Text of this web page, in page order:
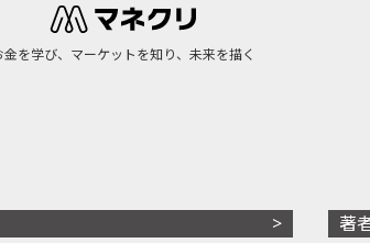
金を学び、マーケットを知り、未来を描く
著